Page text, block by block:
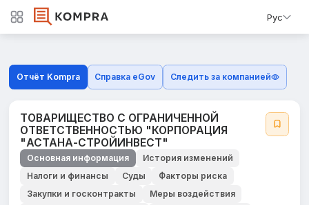
Рус
Отчёт Kompra Справка eGov Следить за компанией
ТОВАРИЩЕСТВО С ОГРАНИЧЕННОЙ
ОТВЕТСТВЕННОСТЬЮ "КОРПОРАЦИЯ
"АСТАНА-СТРОЙИНВЕСТ"
Основная информация
История изменений
Налоги и финансы
Суды
Факторы риска
Закупки и госконтракты
Меры воздействия